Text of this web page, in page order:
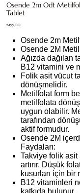
Osende 2m Odt
Tablet
Fiyat
₺499,00
Osende 2m
Osende 2M
Ağızda dağılan
B12 vitamini ve
Folik asit vücut
dönüşmelidir.
Metilfolat form
metilfolata
uygun olabilir.
tarafından
aktif formudur.
Osende 2M
Faydaları:
Takviye folik asit
artırır. Düşük
kusurları için bir
B12 vitaminleri